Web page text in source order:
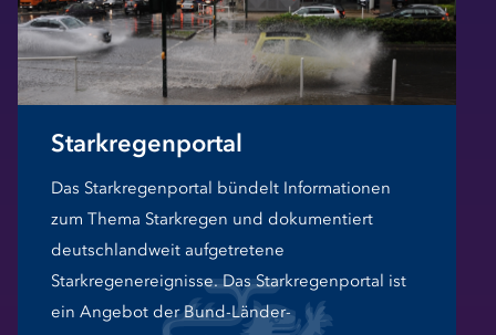
Starkregenportal
Das Starkregenportal bündelt Informationen
zum Thema Starkregen und dokumentiert
deutschlandweit aufgetretene
Starkregenereignisse. Das Starkregenportal ist
ein Angebot der Bund-Länder-